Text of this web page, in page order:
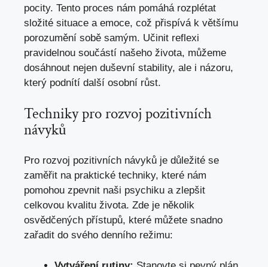
pocity. ⁣Tento proces nám pomáhá ⁣rozplétat⁢
složité ‌situace a ‌emoce, což přispívá k většímu
porozumění sobě samým. Učinit reflexi
pravidelnou součástí našeho⁣ života, ⁢můžeme ​
dosáhnout nejen duševní stability,⁢ ale⁣ i názoru, ​
který podnítí další⁢ osobní růst.
Techniky pro rozvoj pozitivních
návyků
Pro‌ rozvoj pozitivních návyků je důležité se
zaměřit na praktické‌ techniky, které nám
pomohou zpevnit naši psychiku⁤ a zlepšit​
celkovou kvalitu života. ‍Zde je⁤ několik
osvědčených přístupů, ⁤které můžete snadno
‍zařadit do svého denního režimu: